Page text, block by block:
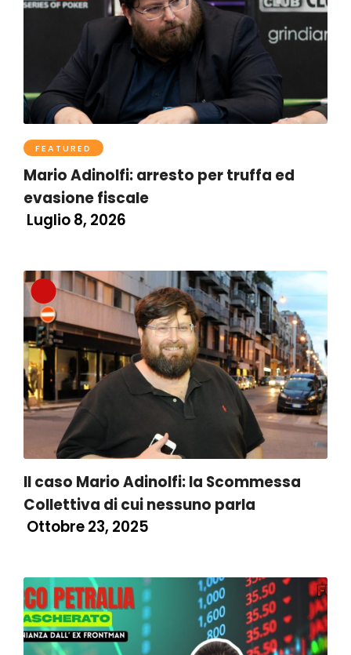
FEATURED
Mario Adinolfi: arresto per truffa ed
evasione fiscale
Luglio 8, 2026
Il caso Mario Adinolfi: la Scommessa
Collettiva di cui nessuno parla
Ottobre 23, 2025